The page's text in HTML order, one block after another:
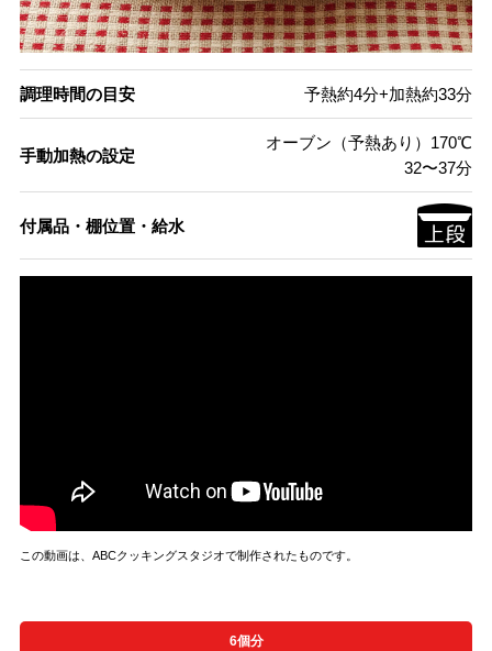
調理時間の目安 予熱約4分+加熱約33分
手動加熱の設定
オーブン（予熱あり）170℃
32〜37分
付属品・棚位置・給水
この動画は、ABCクッキングスタジオで制作されたものです。
6個分